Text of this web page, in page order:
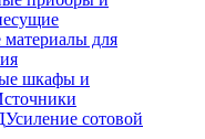
материалы для
шкафы и
Усиление сотовой